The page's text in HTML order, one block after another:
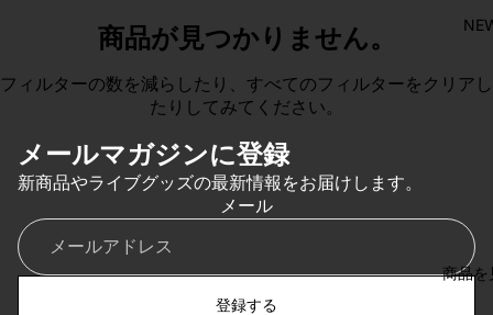
商品を
商品が見つかりません。
フィルターの数を減らしたり、 すべてのフィルターをクリア し
たりしてみてください。
メールマガジンに登録
新商品やライブグッズの最新情報をお届けします。
メール
登録する